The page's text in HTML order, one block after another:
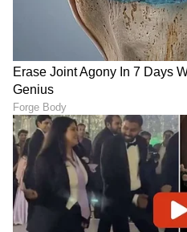
ಸಾಲು ಸಾಲು ಸೋಲು...
ಅರುಣಾಚಲಕ್ಕೆ ಹೋದ ನಟಿ
ಶ್ರೀಲೀಲಾ: ವಿಶೇಷ ಪೂಜೆ,
ಅಷ್ಟಕ್ಕೂ ಏನಾಯ್ತು?
LATEST VIDEOS
"ರಾಜಕೀಯ ಬೇಡ,
ಕನಕೋತ್ಸವದಲ್ಲಿ ರಿಷಬ್ ಶೆಟ್ಟಿ
Shetty speech | Suvarna
ಶೇ.50 ರಿಂದ ಶೇ.18 ಕ್ಕೆ